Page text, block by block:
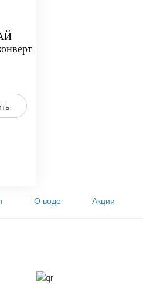
О воде Акции